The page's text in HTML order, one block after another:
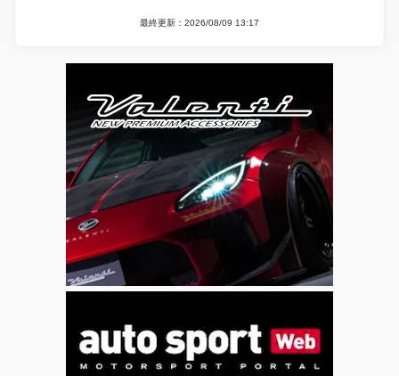
最終更新：2026/08/09 13:17